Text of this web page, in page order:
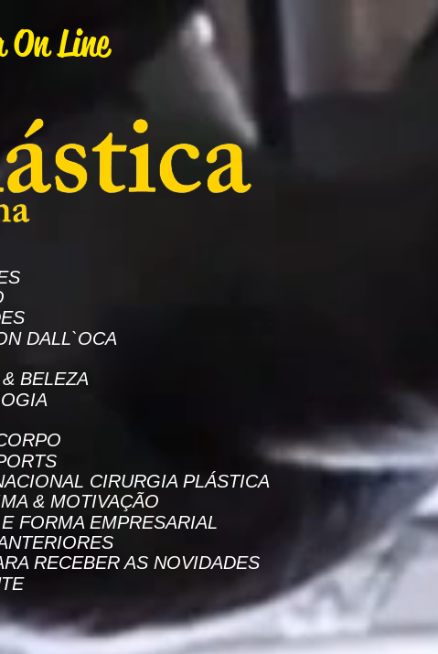
Line
DALL`OCA
BELEZA
CIRURGIA PLÁSTICA
& MOTIVAÇÃO
FORMA EMPRESARIAL
RECEBER AS NOVIDADES